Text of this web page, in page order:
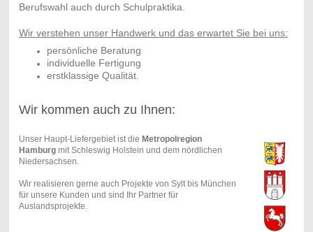
Berufswahl auch durch Schulpraktika.
Wir verstehen unser Handwerk und das erwartet Sie bei uns:
persönliche Beratung
individuelle Fertigung
erstklassige Qualität.
Wir kommen auch zu Ihnen:
Unser Haupt-Liefergebiet ist die Metropolregion
Hamburg mit Schleswig Holstein und dem nördlichen
Niedersachsen.
Wir realisieren gerne auch Projekte von Sylt bis München
für unsere Kunden und sind Ihr Partner für
Auslandsprojekte.